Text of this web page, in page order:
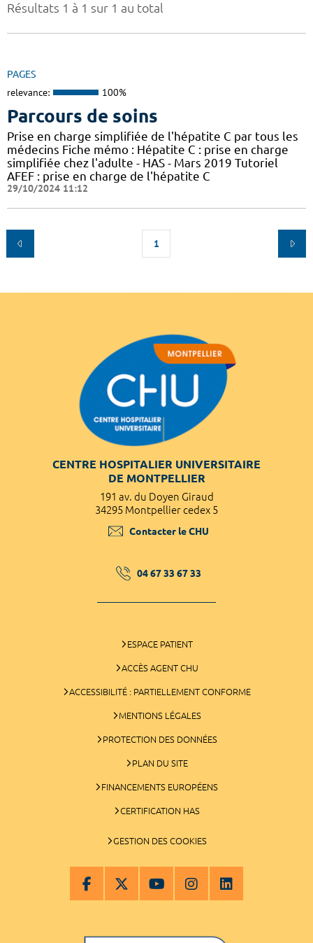
Résultats 1 à 1 sur 1 au total
PAGES
relevance: 100%
Parcours de soins
Prise en charge simplifiée de l'hépatite C par tous les
médecins Fiche mémo : Hépatite C : prise en charge
simplifiée chez l'adulte - HAS - Mars 2019 Tutoriel
AFEF : prise en charge de l'hépatite C
29/10/2024 11:12
1
CENTRE HOSPITALIER UNIVERSITAIRE
DE MONTPELLIER
191 av. du Doyen Giraud
34295 Montpellier cedex 5
Contacter le CHU
04 67 33 67 33
ESPACE PATIENT
ACCÈS AGENT CHU
ACCESSIBILITÉ : PARTIELLEMENT CONFORME
MENTIONS LÉGALES
PROTECTION DES DONNÉES
PLAN DU SITE
FINANCEMENTS EUROPÉENS
CERTIFICATION HAS
GESTION DES COOKIES